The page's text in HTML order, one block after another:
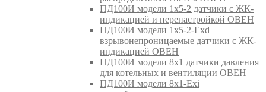
ПД100И модели 1х5-2 датчики с ЖК-
индикацией и перенастройкой ОВЕН
ПД100И модели 1х5-2-Exd
взрывонепроницаемые датчики с ЖК-
индикацией ОВЕН
ПД100И модели 8х1 датчики давления
для котельных и вентиляции ОВЕН
ПД100И модели 8х1-Exi